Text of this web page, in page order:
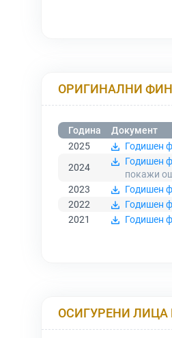
ОРИГИНАЛНИ
Година
Документ
2025
Годишен
2024
Годишен
покажи
2023
Годишен
2022
Годишен
2021
Годишен
ОСИГУРЕНИ ЛИЦА